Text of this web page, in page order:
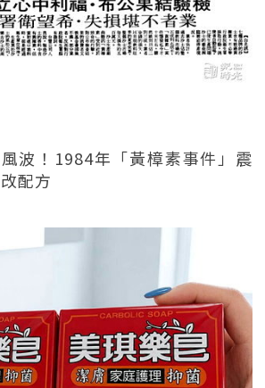
波！1984年「黃樟素事件」震
配方